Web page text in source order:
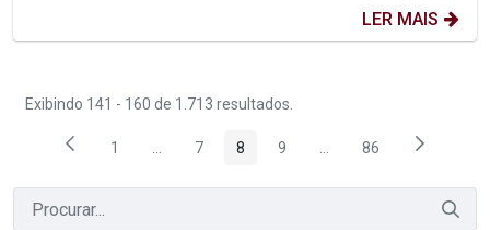
LER MAIS
Exibindo 141 - 160 de 1.713 resultados.
Página
1 ...Páginas intermediárias Usar ABA para navegar.
Página
7 Página
8 Página
9 ...Páginas intermediárias
Página
86